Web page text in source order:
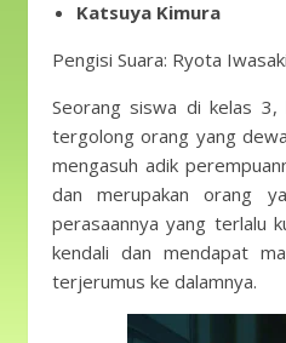
Katsuya Kimura
Pengisi Suara: Ryota Iwasaki
Seorang siswa di kelas
tergolong orang yang
mengasuh adik
dan merupakan orang
perasaannya yang terlalu
kendali dan mendapat
terjerumus ke dalamnya.